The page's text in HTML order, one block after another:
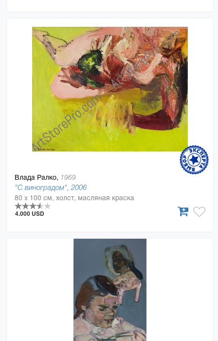
Влада Ралко, 1969
"С виноградом", 2006
80 x 100 см, холст, масляная краска
4.000 USD